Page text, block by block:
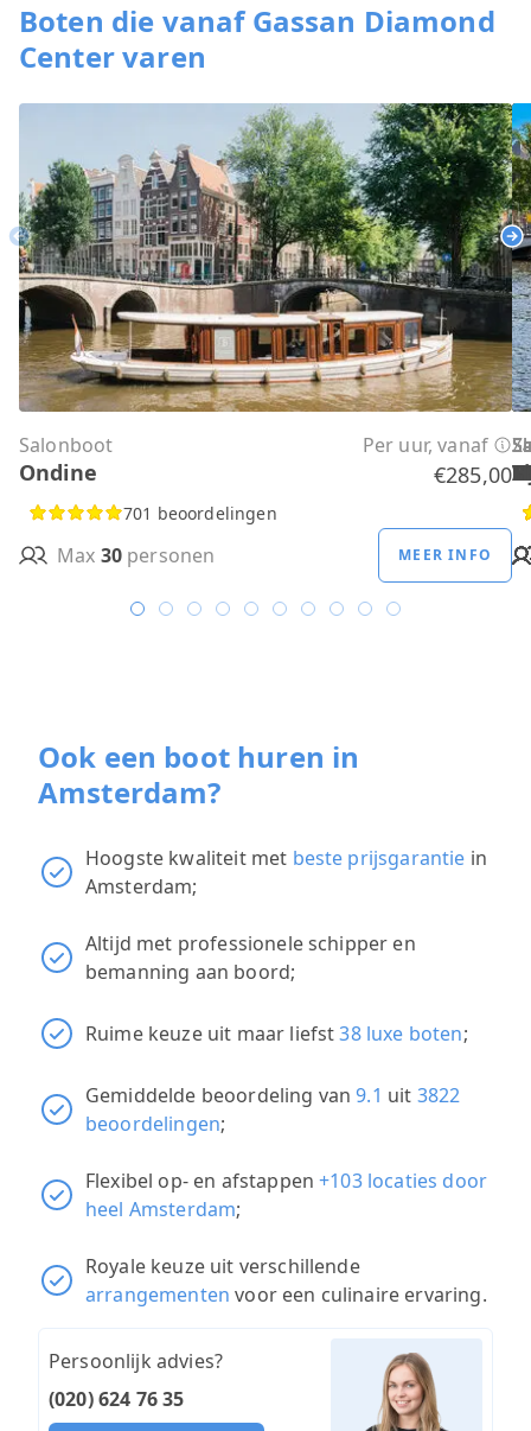
Boten die vanaf Gassan Diamond
Center varen
Salonboot Per uur, vanaf
Ondine €285,00
701 beoordelingen
Max 30personen MEER INFO
Previous
Ook een boot huren in
Amsterdam?
Hoogste kwaliteit met beste prijsgarantie in
Amsterdam;
Altijd met professionele schipper en
bemanning aan boord;
Ruime keuze uit maar liefst38 luxe boten;
Gemiddelde beoordeling van9.1 uit 3822
beoordelingen;
Flexibel op- en afstappen+103 locaties door
heel Amsterdam;
Royale keuze uit verschillende
arrangementen voor een culinaire ervaring.
Persoonlijk advies?
(020) 624 76 35